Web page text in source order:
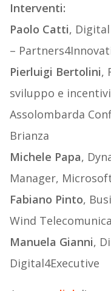
Interventi:
Paolo Catti,
–
Pierluigi Bertolini,
sviluppo e
Assolombarda
Brianza
Michele Papa,
Manager,
Fabiano Pinto,
Wind
Manuela Gianni,
Digital4Executive